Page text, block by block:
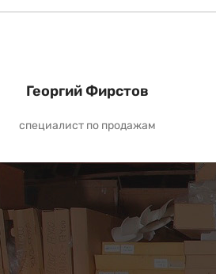
Георгий Фирстов
специалист по продажам